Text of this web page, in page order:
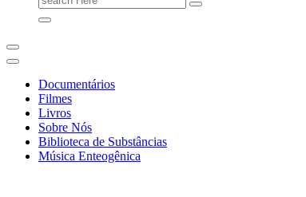
for:
Documentários
Filmes
Livros
Sobre Nós
Biblioteca de Substâncias
Música Enteogênica